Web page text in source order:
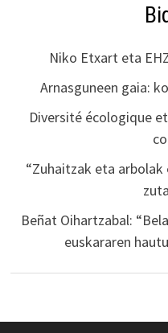
Niko Etxart eta
Arnasguneen gaia:
Diversité écologique
“Zuhaitzak eta
Beñat Oihartzabal:
euskararen